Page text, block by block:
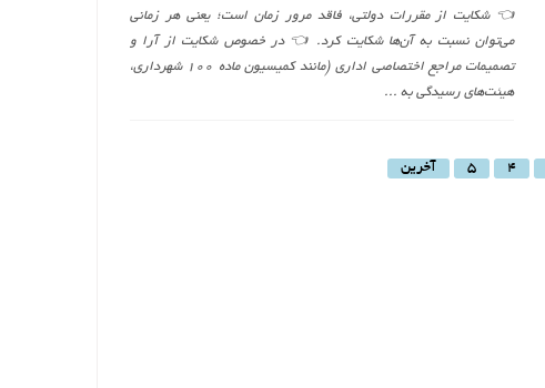
👈 شکایت از مقررات دولتی، فاقد مرور زمان است؛ یعنی هر زمانی
می‌توان نسبت به آن‌ها شکایت کرد. 👈 در خصوص شکایت از آرا و
تصمیمات مراجع اختصاصی اداری (مانند کمیسیون ماده ۱۰۰ شهرداری،
هیئت‌های رسیدگی به ...
5 4 آخرین